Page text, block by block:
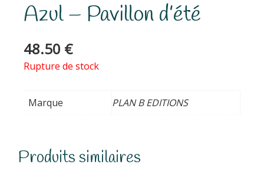
Azul – Pavillon d’été
48.50 €
Rupture de stock
Marque PLAN B EDITIONS
Produits similaires